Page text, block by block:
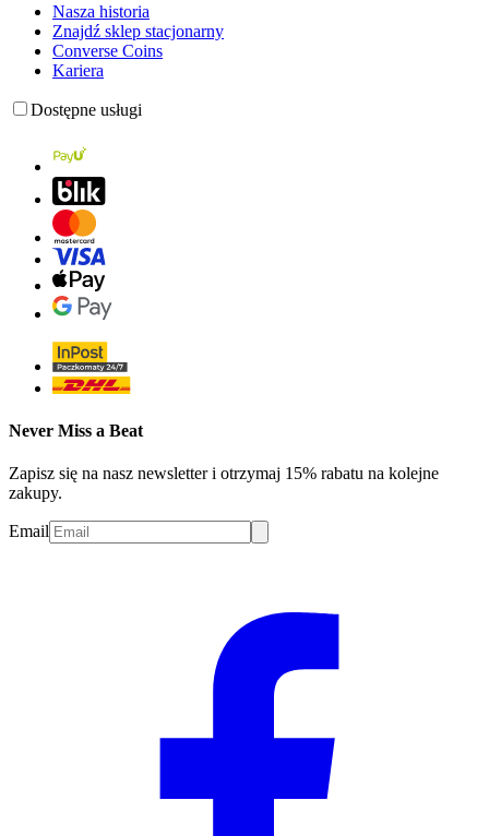
Nasza historia
Znajdź sklep stacjonarny
Converse Coins
Kariera
Dostępne usługi
Never Miss a Beat
Zapisz się na nasz newsletter i otrzymaj 15% rabatu na kolejne
zakupy.
Email